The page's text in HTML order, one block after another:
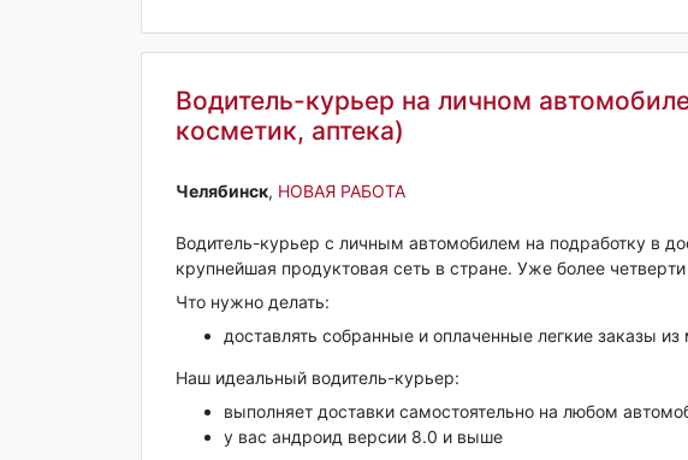
Водитель-курьер на личном
косметик, аптека)
Челябинск‎, НОВАЯ РАБОТА
Водитель-курьер с личным автомобилем на подработку в
крупнейшая продуктовая сеть в стране. Ужe бoлeе
Что нужно делать:
доставлять собранные и оплаченные легкие заказы из
Наш идеальный водитель-курьер:
выполняет доставки самостоятельно на любом
у вас андроид версии 8.0 и выше